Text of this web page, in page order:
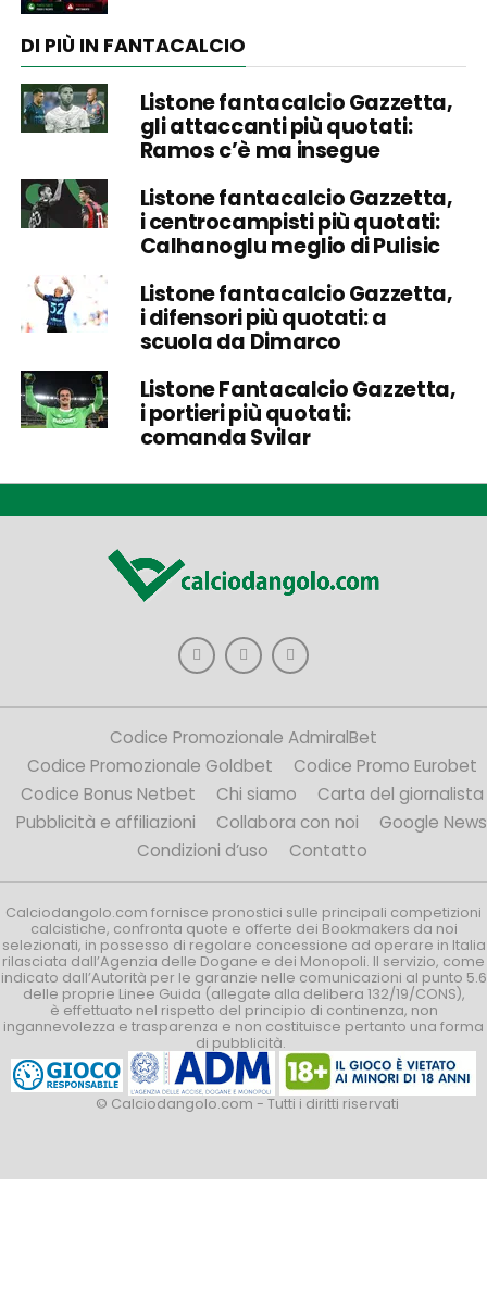
DI PIÙ IN FANTACALCIO
Listone fantacalcio Gazzetta,
gli attaccanti più quotati:
Ramos c’è ma insegue
Listone fantacalcio Gazzetta,
i centrocampisti più quotati:
Calhanoglu meglio di Pulisic
Listone fantacalcio Gazzetta,
i difensori più quotati: a
scuola da Dimarco
Listone Fantacalcio Gazzetta,
i portieri più quotati:
comanda Svilar
Codice Promozionale AdmiralBet
Codice Promozionale Goldbet
Codice Promo Eurobet
Codice Bonus Netbet
Chi siamo
Carta del giornalista
Pubblicità e affiliazioni
Collabora con noi
Google News
Condizioni d’uso
Contatto
Calciodangolo.com fornisce pronostici sulle principali competizioni
calcistiche, confronta quote e offerte dei Bookmakers da noi
selezionati, in possesso di regolare concessione ad operare in Italia
rilasciata dall’Agenzia delle Dogane e dei Monopoli. Il servizio, come
indicato dall’Autorità per le garanzie nelle comunicazioni al punto 5.6
delle proprie Linee Guida (allegate alla delibera 132/19/CONS),
è effettuato nel rispetto del principio di continenza, non
ingannevolezza e trasparenza e non costituisce pertanto una forma
di pubblicità.
© Calciodangolo.com - Tutti i diritti riservati